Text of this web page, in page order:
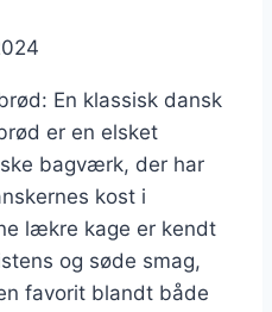
En klassisk dansk
er en elsket
bagværk, der har
kost i
lækre kage er kendt
og søde smag,
favorit blandt både